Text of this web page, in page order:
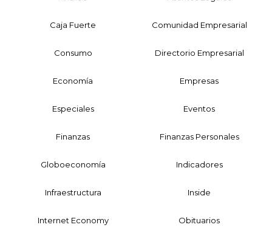
Caja Fuerte Comunidad Empresarial
Consumo Directorio Empresarial
Economía Empresas
Especiales Eventos
Finanzas Finanzas Personales
Globoeconomía Indicadores
Infraestructura Inside
Internet Economy Obituarios